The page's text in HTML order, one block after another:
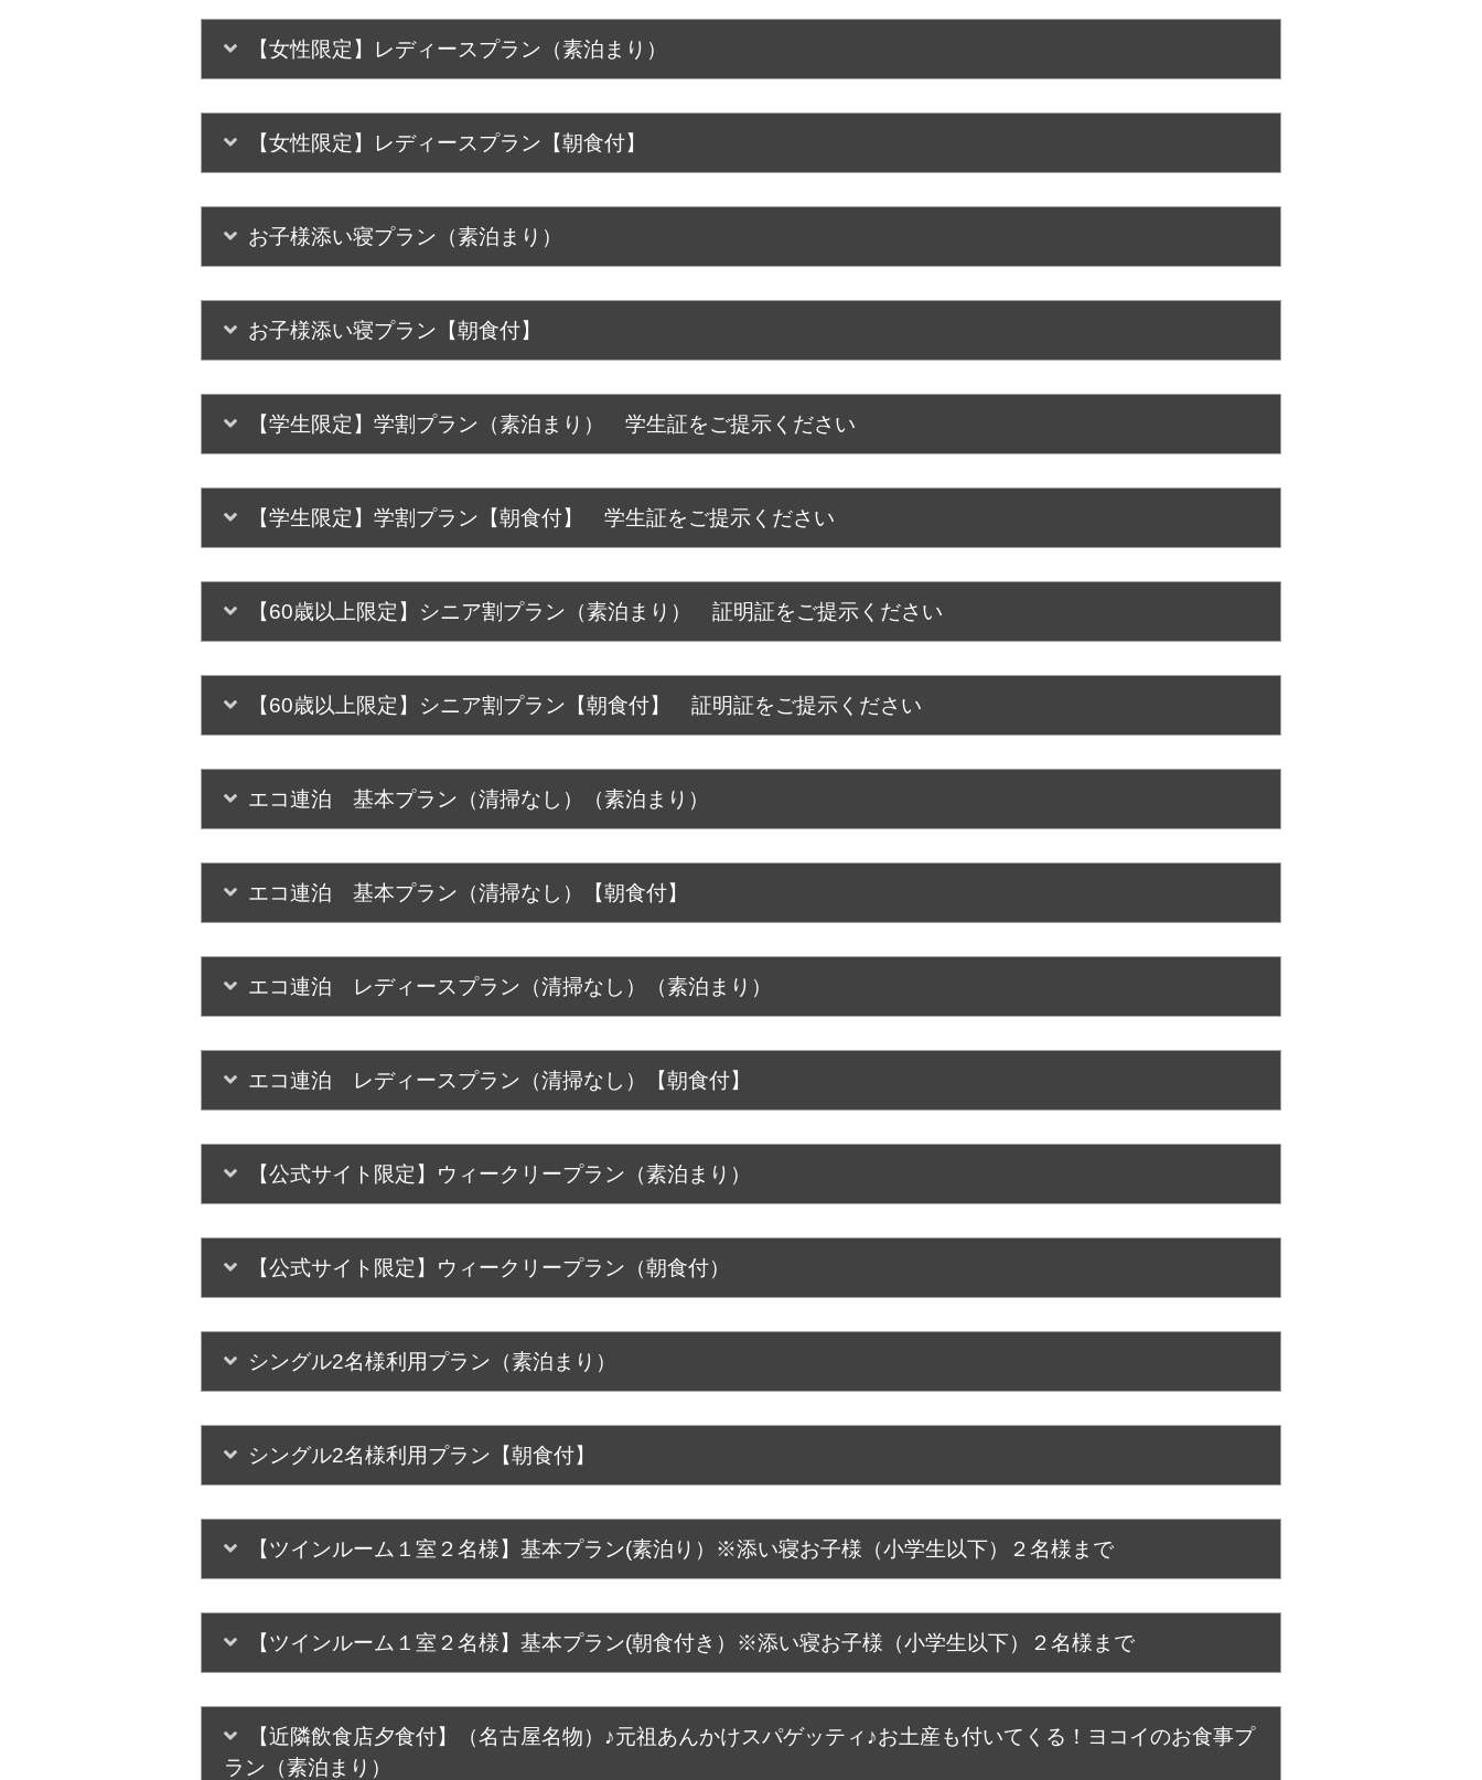
【女性限定】レディースプラン（素泊まり）
【女性限定】レディースプラン【朝食付】
お子様添い寝プラン（素泊まり）
お子様添い寝プラン【朝食付】
【学生限定】学割プラン（素泊まり） 学生証をご提示ください
【学生限定】学割プラン【朝食付】 学生証をご提示ください
【60歳以上限定】シニア割プラン（素泊まり） 証明証をご提示ください
【60歳以上限定】シニア割プラン【朝食付】 証明証をご提示ください
エコ連泊 基本プラン（清掃なし）（素泊まり）
エコ連泊 基本プラン（清掃なし）【朝食付】
エコ連泊 レディースプラン（清掃なし）（素泊まり）
エコ連泊 レディースプラン（清掃なし）【朝食付】
【公式サイト限定】ウィークリープラン（素泊まり）
【公式サイト限定】ウィークリープラン（朝食付）
シングル2名様利用プラン（素泊まり）
シングル2名様利用プラン【朝食付】
【ツインルーム１室２名様】基本プラン(素泊り）※添い寝お子様（小学生以下）２名様まで
【ツインルーム１室２名様】基本プラン(朝食付き）※添い寝お子様（小学生以下）２名様まで
【近隣飲食店夕食付】（名古屋名物）♪元祖あんかけスパゲッティ♪お土産も付いてくる！ヨコイのお食事プ
ラン（素泊まり）